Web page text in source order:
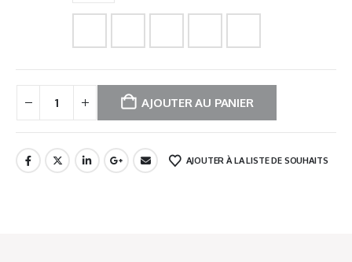
AJOUTER AU PANIER
AJOUTER À LA LISTE DE SOUHAITS